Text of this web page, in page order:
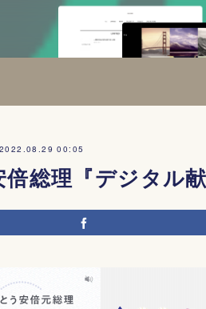
2022.08.29 00:05
倍総理『デジタル